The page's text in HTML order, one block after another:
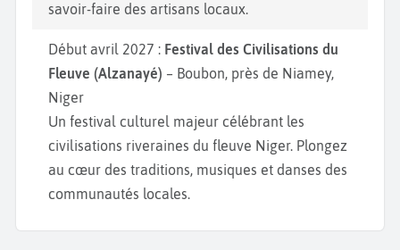
savoir-faire des artisans locaux.
Début avril 2027 : Festival des Civilisations du
Fleuve (Alzanayé) – Boubon, près de Niamey,
Niger
Un festival culturel majeur célébrant les
civilisations riveraines du fleuve Niger. Plongez
au cœur des traditions, musiques et danses des
communautés locales.